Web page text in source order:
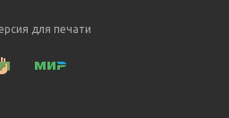
для печати